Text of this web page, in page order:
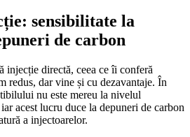
sensibilitate la
de carbon
directă, ceea ce îi conferă
redus, dar vine și cu dezavantaje. În
nu este mereu la nivelul
acest lucru duce la depuneri de carbon
a injectoarelor.